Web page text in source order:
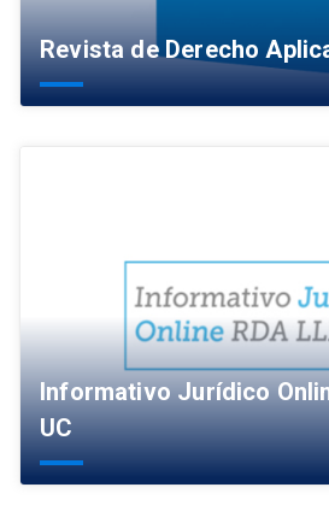
Revista de Derecho
Informativo Jurídico
UC